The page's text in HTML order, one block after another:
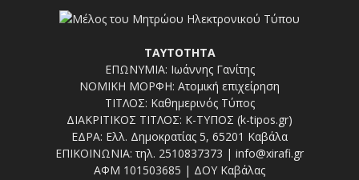
ΤΑΥΤΟΤΗΤΑ
ΕΠΩΝΥΜΙΑ: Ιωάννης Γανίτης
ΝΟΜΙΚΗ ΜΟΡΦΗ: Ατομική επιχείρηση
ΤΙΤΛΟΣ: Καθημερινός Τύπος
ΔΙΑΚΡΙΤΙΚΟΣ ΤΙΤΛΟΣ: Κ-ΤΥΠΟΣ (k-tipos.gr)
ΕΔΡΑ: Ελλ. Δημοκρατίας 5, 65201 Καβάλα
ΕΠΙΚΟΙΝΩΝΙΑ: τηλ. 2510837373 | info@xirafi.gr
ΑΦΜ 101503685 | ΔΟΥ Καβάλας